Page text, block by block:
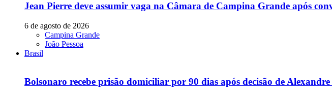
Jean Pierre deve assumir vaga na Câmara de Campina Grande após
6 de agosto de 2026
Campina Grande
João Pessoa
Brasil
Bolsonaro recebe prisão domiciliar por 90 dias após decisão de